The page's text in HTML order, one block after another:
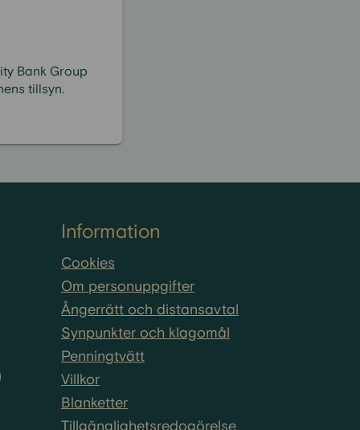
Bank Group
tillsyn.
Information
Cookies
Om personuppgifter
Ångerrätt och distansavtal
Synpunkter och klagomål
Penningtvätt
Villkor
Blanketter